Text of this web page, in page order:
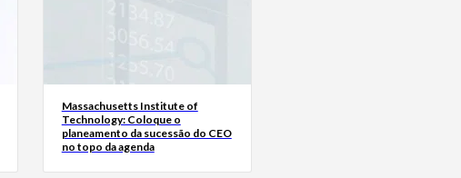
Massachusetts Institute of
Technology: Coloque o
planeamento da sucessão do CEO
no topo da agenda